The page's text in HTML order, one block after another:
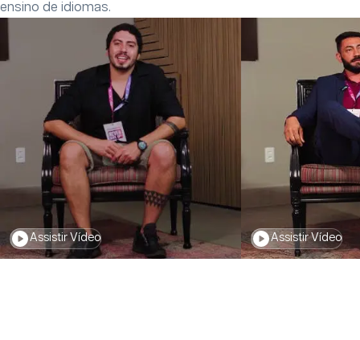
ensino de idiomas.
Assistir Vídeo Assistir Vídeo